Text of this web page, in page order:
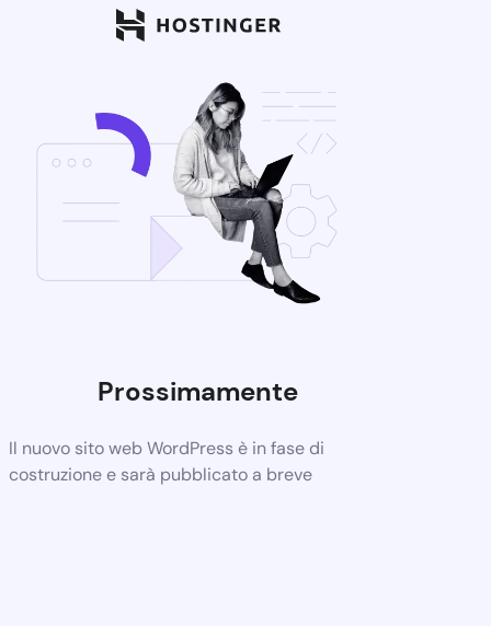
Prossimamente
Il nuovo sito web WordPress è in fase di
costruzione e sarà pubblicato a breve